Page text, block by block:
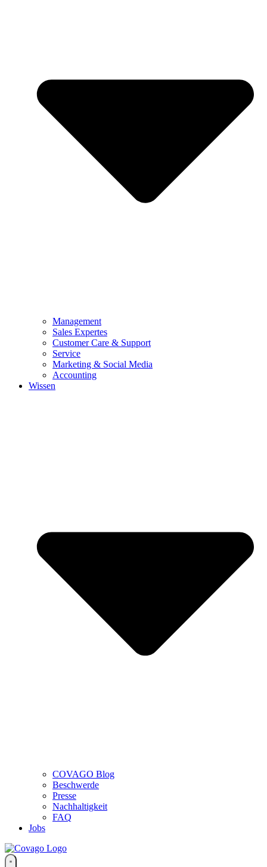
Management
Sales Expertes
Customer Care & Support
Service
Marketing & Social Media
Accounting
Wissen
COVAGO Blog
Beschwerde
Presse
Nachhaltigkeit
FAQ
Jobs